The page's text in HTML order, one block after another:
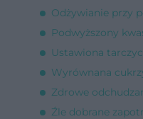
Odżywianie przy
Podwyższony
Ustawiona
Wyrównana
Zdrowe
Źle dobrane